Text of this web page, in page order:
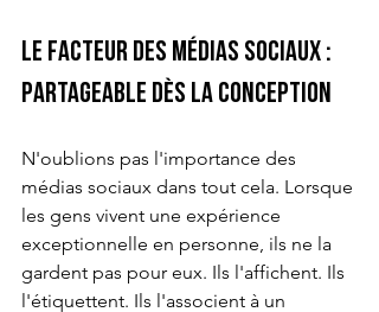
Le facteur des médias sociaux :
Partageable dès la conception
N'oublions pas l'importance des
médias sociaux dans tout cela. Lorsque
les gens vivent une expérience
exceptionnelle en personne, ils ne la
gardent pas pour eux. Ils l'affichent. Ils
l'étiquettent. Ils l'associent à un